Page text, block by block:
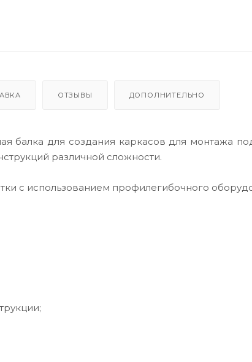
ОТЗЫВЫ ДОПОЛНИТЕЛЬНО
балка для создания каркасов для монтажа
различной сложности.
с использованием профилегибочного